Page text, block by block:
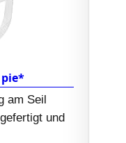
pie*
am Seil
und